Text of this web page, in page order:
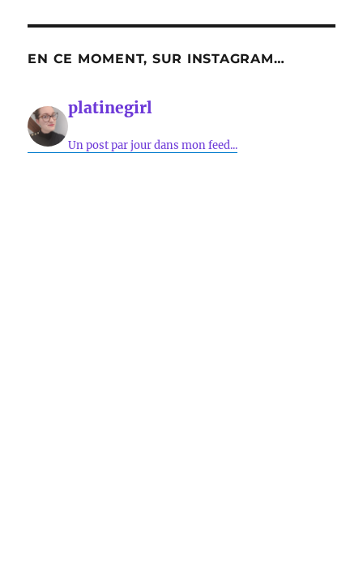
EN CE MOMENT, SUR INSTAGRAM…
platinegirl
Un post par jour dans mon feed...